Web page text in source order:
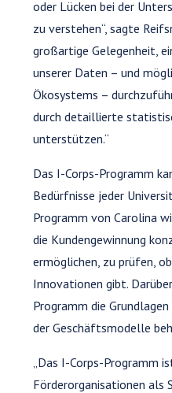
oder Lücken bei der
zu verstehen“, sagte
großartige Gelegenheit,
unserer Daten – und
Ökosystems –
durch detaillierte
unterstützen.“
Das I-Corps-Programm
Bedürfnisse jeder
Programm von Carolina
die Kundengewinnung
ermöglichen, zu prüfen,
Innovationen gibt.
Programm die
der Geschäftsmodelle
„Das I-Corps-Programm
Förderorganisationen als